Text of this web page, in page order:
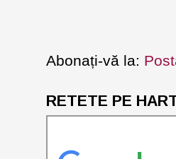
Abonați-vă la:
RETETE PE